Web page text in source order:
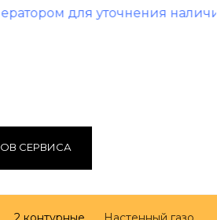
уточнения наличия и цены!
СЕРВИСА